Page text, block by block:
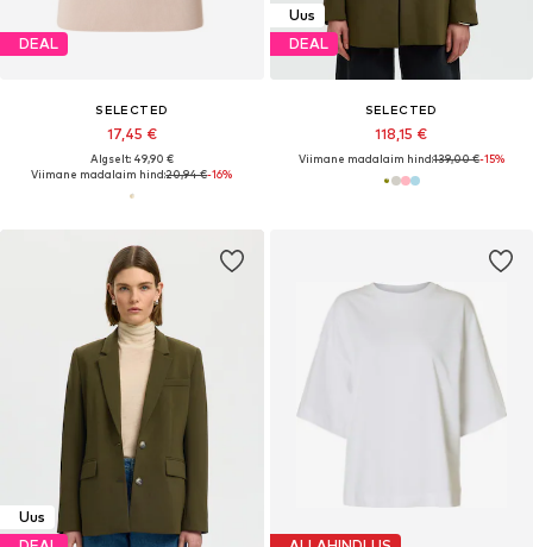
DEAL
SELECTED
17,45 €
Algselt: 49,90 €
Viimane madalaim hind:20,94 €-16%
Uus
DEAL
SELECTED
118,15 €
Viimane madalaim hind:139,00 €-15%
Uus